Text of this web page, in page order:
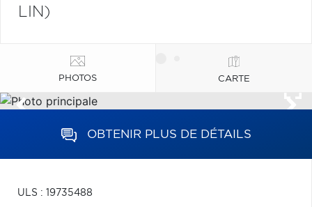
LIN)
PHOTOS CARTE
OBTENIR PLUS DE DÉTAILS
ULS : 19735488